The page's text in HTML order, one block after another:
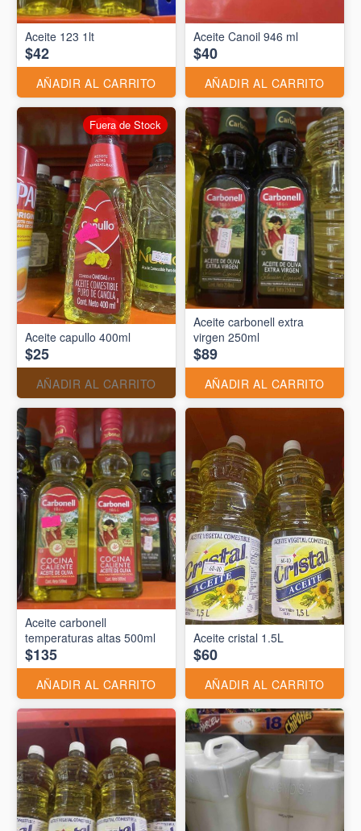
Aceite 123 1lt
$42
AÑADIR AL CARRITO
Aceite Canoil 946 ml
$40
AÑADIR AL CARRITO
Aceite capullo 400ml
$25
AÑADIR AL CARRITO
Fuera de Stock
Aceite carbonell extra
virgen 250ml
$89
AÑADIR AL CARRITO
Aceite carbonell
temperaturas altas 500ml
$135
AÑADIR AL CARRITO
Aceite cristal 1.5L
$60
AÑADIR AL CARRITO